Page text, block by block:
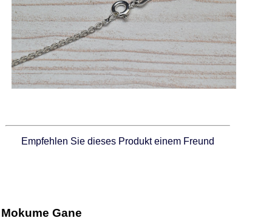
Empfehlen Sie dieses Produkt einem Freund
Mokume Gane